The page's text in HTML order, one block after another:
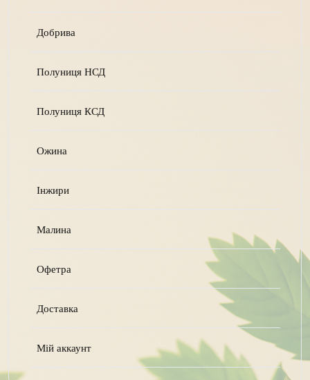
Добрива
Полуниця НСД
Полуниця КСД
Ожина
Інжири
Малина
Офетра
Доставка
Мій аккаунт